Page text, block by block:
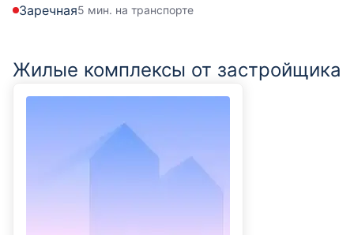
Заречная5 мин. на транспорте
Жилые комплексы от застройщика